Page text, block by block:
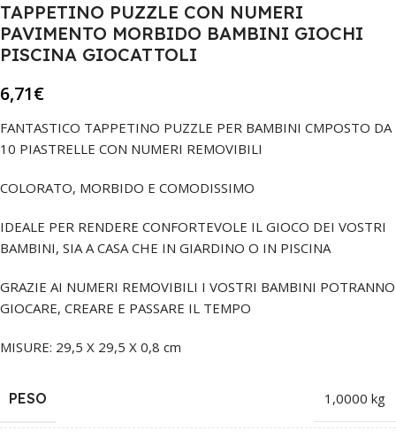
TAPPETINO PUZZLE CON NUMERI
PAVIMENTO MORBIDO BAMBINI GIOCHI
PISCINA GIOCATTOLI
6,71€
FANTASTICO TAPPETINO PUZZLE PER BAMBINI CMPOSTO DA
10 PIASTRELLE CON NUMERI REMOVIBILI
COLORATO, MORBIDO E COMODISSIMO
IDEALE PER RENDERE CONFORTEVOLE IL GIOCO DEI VOSTRI
BAMBINI, SIA A CASA CHE IN GIARDINO O IN PISCINA
GRAZIE AI NUMERI REMOVIBILI I VOSTRI BAMBINI POTRANNO
GIOCARE, CREARE E PASSARE IL TEMPO
MISURE: 29,5 X 29,5 X 0,8 cm
PESO 1,0000 kg